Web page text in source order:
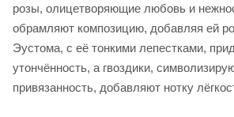
розы, олицетворяющие любовь и
обрамляют композицию, добавляя ей
Эустома, с её тонкими лепестками,
утончённость, а гвоздики,
привязанность, добавляют нотку